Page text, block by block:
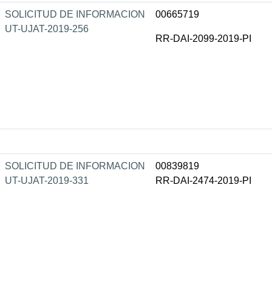
SOLICITUD DE INFORMACION
UT-UJAT-2019-256
00665719
RR-DAI-2099-2019-PI
SOLICITUD DE INFORMACION
UT-UJAT-2019-331
00839819
RR-DAI-2474-2019-PI